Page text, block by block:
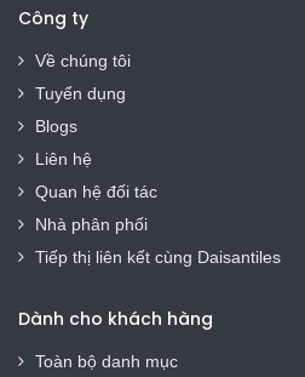
Công ty
Về chúng tôi
Tuyển dụng
Blogs
Liên hệ
Quan hệ đối tác
Nhà phân phối
Tiếp thị liên kết cùng Daisantiles
Dành cho khách hàng
Toàn bộ danh mục